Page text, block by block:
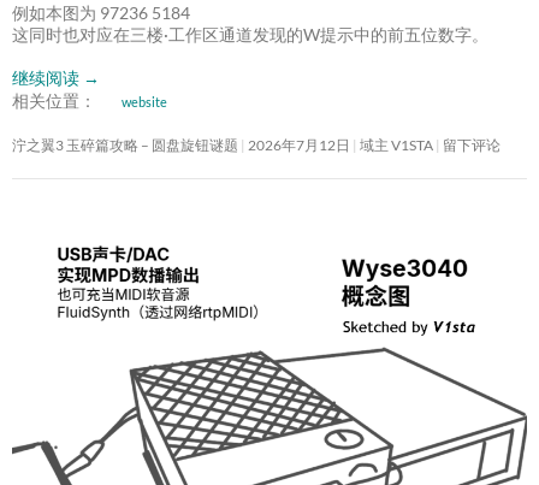
例如本图为 97236 5184
这同时也对应在三楼·工作区通道发现的W提示中的前五位数字。
继续阅读 →
相关位置：
website
泞之翼3 玉碎篇攻略 – 圆盘旋钮谜题 2026年7月12日 域主 V1STA 留下评论